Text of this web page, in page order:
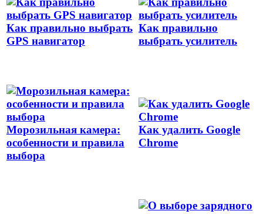
Как правильно выбрать
GPS навигатор
Как правильно
выбрать усилитель
Морозильная камера:
особенности и правила
выбора
Как удалить Google
Chrome